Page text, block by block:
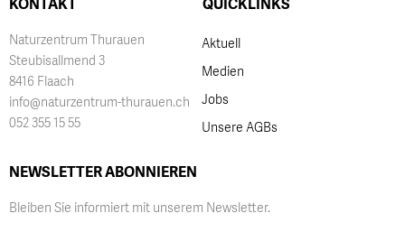
KONTAKT
Naturzentrum Thurauen
Steubisallmend 3
8416 Flaach
info@naturzentrum-thurauen.ch
052 355 15 55
QUICKLINKS
Aktuell
Medien
Jobs
Unsere AGBs
NEWSLETTER ABONNIEREN
Bleiben Sie informiert mit unserem Newsletter.